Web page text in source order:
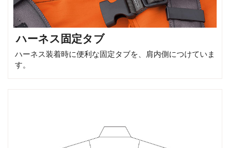
ハーネス固定タブ
ハーネス装着時に便利な固定タブを、肩内側につけていま
す。